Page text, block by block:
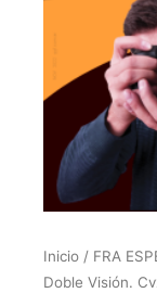
Inicio / FRA
Doble Visión.